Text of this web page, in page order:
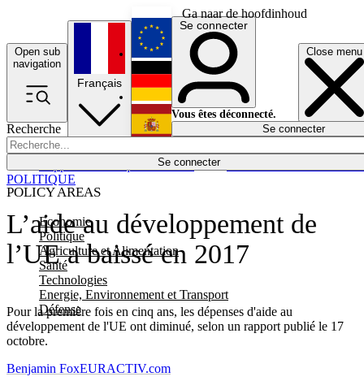
Ga naar de hoofdinhoud
Open sub
navigation
Close menu
Recherche
Se connecter
POLICY AREAS
Economie
Politique
Agriculture et Alimentation
Santé
Technologies
Energie, Environnement et Transport
Défense
Économie
Français
English
Deutsch
Español
Se connecter
Vous êtes déconnecté.
Se connecter
L’aide au développement de
l’UE a baissé en 2017
Pour la première fois en cinq ans, les dépenses d'aide au
développement de l'UE ont diminué, selon un rapport publié le 17
octobre.
POLITIQUE
Benjamin FoxEURACTIV.com